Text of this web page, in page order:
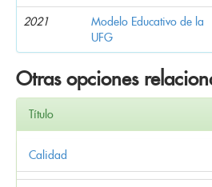
2021
Modelo Educativo de la
UFG
Otras opciones
Título
Calidad